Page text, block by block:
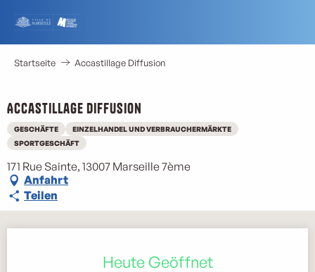
contenu
principal
Startseite Accastillage Diffusion
Accastillage Diffusion
GESCHÄFTE
EINZELHANDEL UND VERBRAUCHERMÄRKTE
SPORTGESCHÄFT
171 Rue Sainte, 13007 Marseille 7ème
Anfahrt
Teilen
Heute Geöffnet